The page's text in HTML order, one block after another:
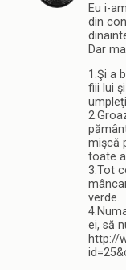
Eu i-
din
Dar
1.Şi a
fiii lui
mişcă
toate
3.Tot
verde.
ei, să
http://